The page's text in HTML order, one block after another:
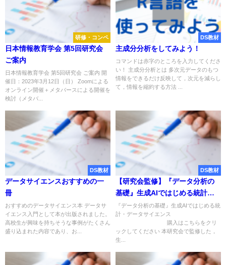
研修・コンペ
日本情報教育学会 第5回研究会
ご案内
日本情報教育学会 第5回研究会 ご案内 開
催日：2023年3月12日（日） Zoomによる
オンライン開催＋メタバースによる開催を
検討（メタバ...
DS教材
主成分分析をしてみよう！
コマンドは赤字のところを入力してくださ
い！ 主成分分析とは 多次元データのもつ
情報をできるだけ反映して，次元を減らし
て，情報を縮約する方法 ...
DS教材
データサイエンスおすすめの一
冊
おすすめのデータサイエンス本 データサ
イエンス入門として本が出版されました。
高校生が興味を持ちそうな事例がたくさん
盛り込まれた内容であり、お...
DS教材
【研究会監修】『データ分析の
基礎』生成AIではじめる統計・
データサイエンス
『データ分析の基礎』生成AIではじめる統
計・データサイエンス
購入はこちらをクリ
ックしてください 本研究会で監修した，
生...